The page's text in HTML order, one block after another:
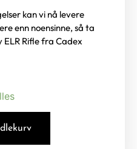
kan vi nå levere
enn noensinne, så ta
ELR Rifle fra Cadex